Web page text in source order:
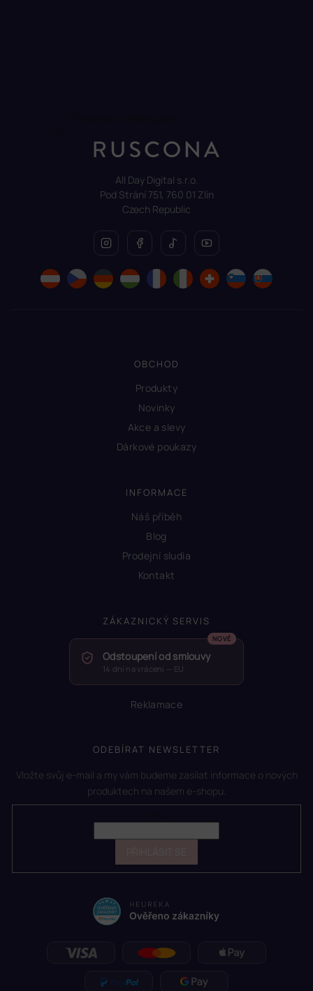
All Day Digital s.r.o.
Pod Strání 751, 760 01 Zlín
Czech Republic
OBCHOD
Produkty
Novinky
Akce a slevy
Dárkové poukazy
INFORMACE
Náš příběh
Blog
Prodejní sludia
Kontakt
ZÁKAZNICKÝ SERVIS
Odstoupení od smlouvy
14 dní na vrácení — EU
Reklamace
ODEBÍRAT NEWSLETTER
Vložte svůj e-mail a my vám budeme zasílat informace o nových
produktech na našem e-shopu.